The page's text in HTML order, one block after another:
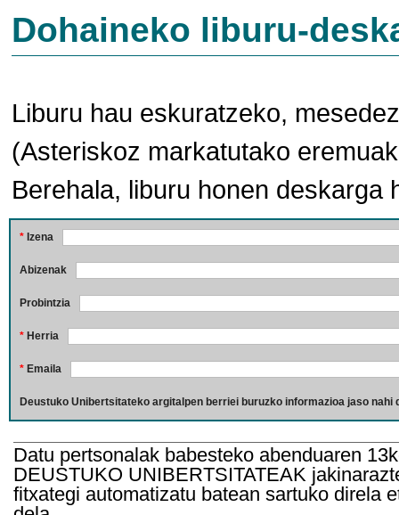
Dohaineko liburu-
Liburu hau eskuratzeko,
(Asteriskoz markatutako
Berehala, liburu honen deskarga
* Izena
Abizenak
Probintzia
* Herria
* Emaila
Deustuko Unibertsitateko argitalpen berriei buruzko informazioa jaso nahi
Datu pertsonalak babesteko abenduaren
DEUSTUKO UNIBERTSITATEAK
fitxategi automatizatu batean sartuko direla